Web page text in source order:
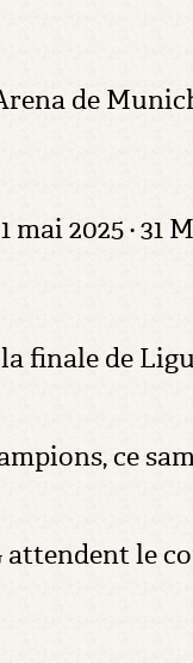
de
2025 · 31
finale de
ce
attendent le